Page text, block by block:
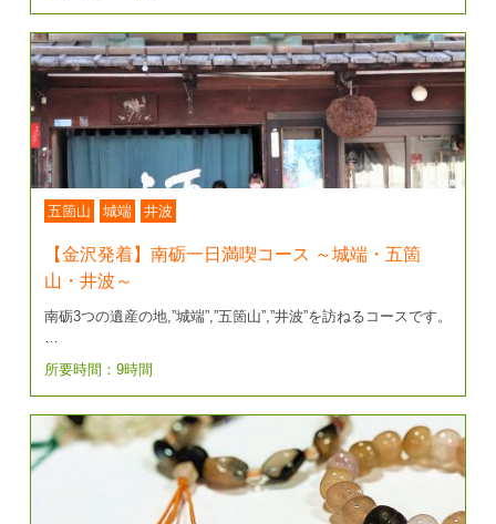
五箇山 城端 井波
【金沢発着】南砺一日満喫コース ～城端・五箇
山・井波～
南砺3つの遺産の地,”城端”,”五箇山”,”井波”を訪ねるコースです。
所要時間：9時間